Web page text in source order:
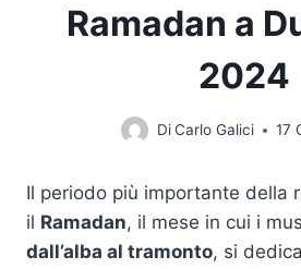
Ramadan a
2024
DiCarlo Galici 17
Il periodo più importante della
il Ramadan, il mese in cui i
dall’alba al tramonto, si